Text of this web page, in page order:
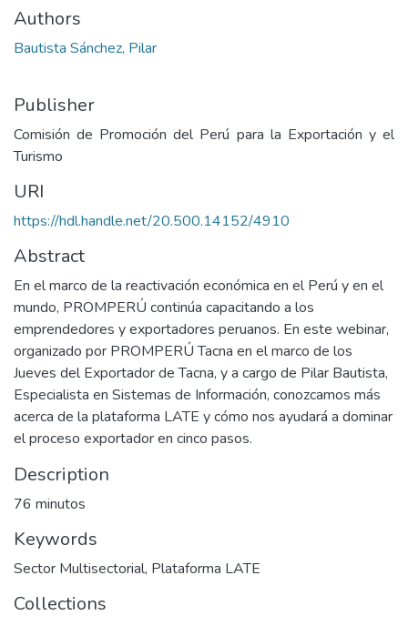
Authors
Bautista Sánchez, Pilar
Publisher
Comisión de Promoción del Perú para la Exportación y el
Turismo
URI
https://hdl.handle.net/20.500.14152/4910
Abstract
En el marco de la reactivación económica en el Perú y en el
mundo, PROMPERÚ continúa capacitando a los
emprendedores y exportadores peruanos. En este webinar,
organizado por PROMPERÚ Tacna en el marco de los
Jueves del Exportador de Tacna, y a cargo de Pilar Bautista,
Especialista en Sistemas de Información, conozcamos más
acerca de la plataforma LATE y cómo nos ayudará a dominar
el proceso exportador en cinco pasos.
Description
76 minutos
Keywords
Sector Multisectorial, Plataforma LATE
Collections